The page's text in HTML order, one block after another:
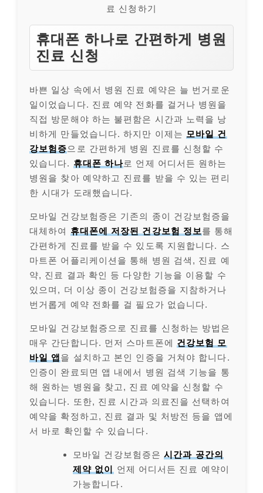
료 신청하기
휴대폰 하나로 간편하게 병원
진료 신청
바쁜 일상 속에서 병원 진료 예약은 늘 번거로운
일이었습니다. 진료 예약 전화를 걸거나 병원을
직접 방문해야 하는 불편함은 시간과 노력을 낭
비하게 만들었습니다. 하지만 이제는 모바일 건
강보험증으로 간편하게 병원 진료를 신청할 수
있습니다. 휴대폰 하나로 언제 어디서든 원하는
병원을 찾아 예약하고 진료를 받을 수 있는 편리
한 시대가 도래했습니다.
모바일 건강보험증은 기존의 종이 건강보험증을
대체하여 휴대폰에 저장된 건강보험 정보 를 통해
간편하게 진료를 받을 수 있도록 지원합니다. 스
마트폰 어플리케이션을 통해 병원 검색, 진료 예
약, 진료 결과 확인 등 다양한 기능을 이용할 수
있으며, 더 이상 종이 건강보험증을 지참하거나
번거롭게 예약 전화를 걸 필요가 없습니다.
모바일 건강보험증으로 진료를 신청하는 방법은
매우 간단합니다. 먼저 스마트폰에 건강보험 모
바일 앱을 설치하고 본인 인증을 거쳐야 합니다.
인증이 완료되면 앱 내에서 병원 검색 기능을 통
해 원하는 병원을 찾고, 진료 예약을 신청할 수
있습니다. 또한, 진료 시간과 의료진을 선택하여
예약을 확정하고, 진료 결과 및 처방전 등을 앱에
서 바로 확인할 수 있습니다.
모바일 건강보험증은시간과 공간의
제약 없이 언제 어디서든 진료 예약이
가능합니다.